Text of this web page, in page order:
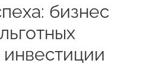
бизнес